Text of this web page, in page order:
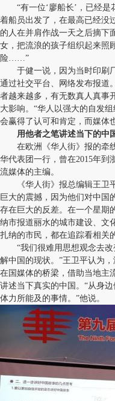
“有一位‘廖船长’，已经是
着船员出发了，在最高已经没
的人在并肩作战一天之后摘下
女，把流浪的孩子组织起来照
险……”
于健一说，因为当时印刷厂
通过社交平台、网络发布报道
者越来越多，有无数真人真事
大影响。“华人以强大的自发
会赢得了认可和肯定，而媒体
用他者之笔讲述当下的中
在欧洲《华人街》报的牵线
华代表团一行，曾在2015年到
流媒体的主编。
《华人街》报总编辑王卫平
巨大的震撼，因为他们对中国
存在巨大的反差。在一个星期
纳市报道丽水的城市建设、文
扎纳的市民，都在追踪看相关
“我们很难用思想观念去改
解中国的现状。”王卫平认为
在国媒体的桥梁，借助当地主
讲述当下真实的中国。“从身
体力所能及的事情。”他说。